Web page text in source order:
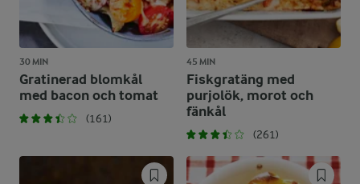
30 MIN
Gratinerad blomkål
med bacon och tomat
(161)
45 MIN
Fiskgratäng med
purjolök, morot och
fänkål
(261)